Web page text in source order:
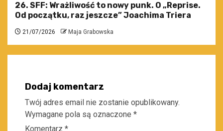
26. SFF: Wrażliwość to nowy punk. O „Reprise.
Od początku, raz jeszcze” Joachima Triera
21/07/2026 Maja Grabowska
Dodaj komentarz
Twój adres email nie zostanie opublikowany.
Wymagane pola są oznaczone *
Komentarz *